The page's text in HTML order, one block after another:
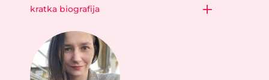
kratka biografija